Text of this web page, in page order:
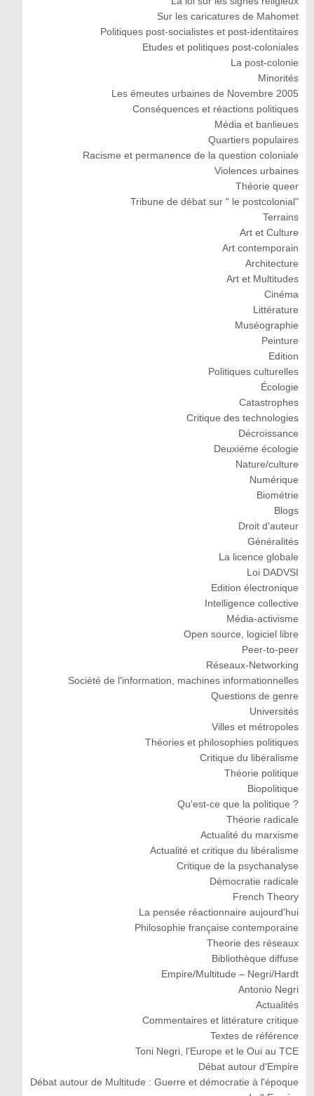
Sur les caricatures de Mahomet
Politiques post-socialistes et post-identitaires
Etudes et politiques post-coloniales
La post-colonie
Minorités
Les émeutes urbaines de Novembre 2005
Conséquences et réactions politiques
Média et banlieues
Quartiers populaires
Racisme et permanence de la question coloniale
Violences urbaines
Théorie queer
Tribune de débat sur " le postcolonial"
Terrains
Art et Culture
Art contemporain
Architecture
Art et Multitudes
Cinéma
Littérature
Muséographie
Peinture
Edition
Politiques culturelles
Écologie
Catastrophes
Critique des technologies
Décroissance
Deuxiéme écologie
Nature/culture
Numérique
Biométrie
Blogs
Droit d'auteur
Généralités
La licence globale
Loi DADVSI
Edition électronique
Intelligence collective
Média-activisme
Open source, logiciel libre
Peer-to-peer
Réseaux-Networking
Société de l'information, machines informationnelles
Questions de genre
Universités
Villes et métropoles
Théories et philosophies politiques
Critique du libéralisme
Théorie politique
Biopolitique
Qu'est-ce que la politique ?
Théorie radicale
Actualité du marxisme
Actualité et critique du libéralisme
Critique de la psychanalyse
Démocratie radicale
French Theory
La pensée réactionnaire aujourd'hui
Philosophie française contemporaine
Theorie des réseaux
Bibliothèque diffuse
Empire/Multitude – Negri/Hardt
Antonio Negri
Actualités
Commentaires et littérature critique
Textes de référence
Toni Negri, l'Europe et le Oui au TCE
Débat autour d'Empire
Débat autour de Multitude : Guerre et démocratie à l'époque